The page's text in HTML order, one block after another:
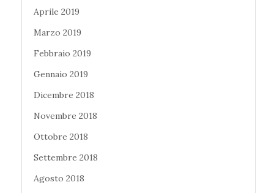
Aprile 2019
Marzo 2019
Febbraio 2019
Gennaio 2019
Dicembre 2018
Novembre 2018
Ottobre 2018
Settembre 2018
Agosto 2018